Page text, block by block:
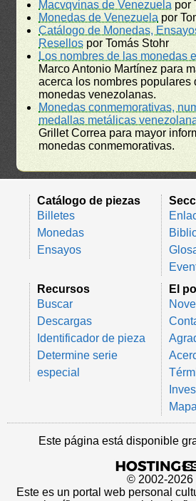
Macvqvinas de Venezuela por
Monedas de Venezuela por
Catálogo de Monedas,
Resellos por Tomás Stohr
Los nombres de las monedas
Marco Antonio Martínez para
acerca los nombres populares
monedas venezolanas.
Monedas conmemorativas,
medallas metálicas
Grillet Correa para mayor
monedas conmemorativas.
Catálogo de piezas
Billetes
Monedas
Ensayos
Recursos
Buscar
Descargas
Identificador de pieza
Determine serie
especial
El
Este página está disponible
© 2002-2026
Este es un portal web personal